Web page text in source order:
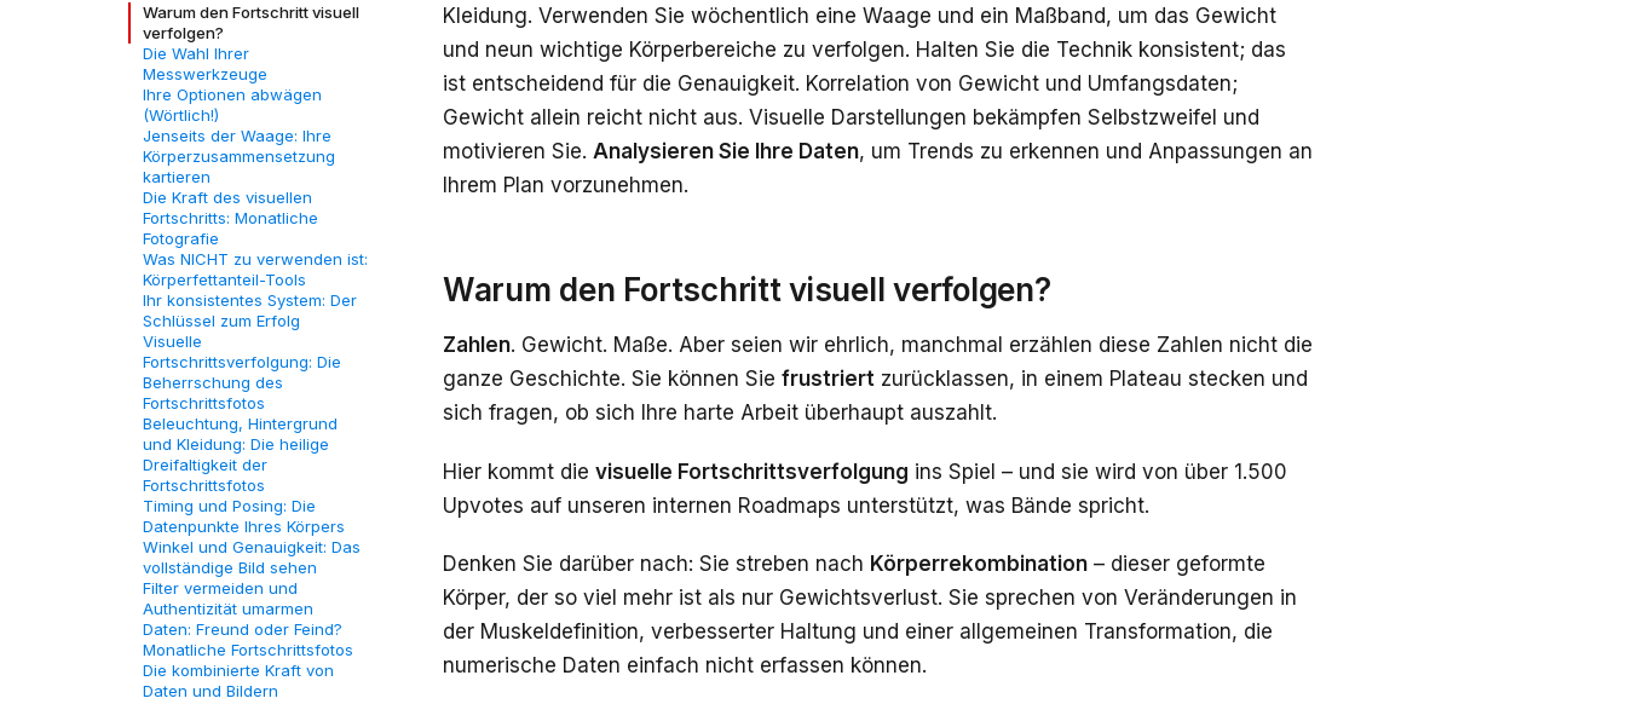
Warum den Fortschritt visuell
verfolgen?
Die Wahl Ihrer
Messwerkzeuge
Ihre Optionen abwägen
(Wörtlich!)
Jenseits der Waage: Ihre
Körperzusammensetzung
kartieren
Die Kraft des visuellen
Fortschritts: Monatliche
Fotografie
Was NICHT zu verwenden ist:
Körperfettanteil-Tools
Ihr konsistentes System: Der
Schlüssel zum Erfolg
Visuelle
Fortschrittsverfolgung: Die
Beherrschung des
Fortschrittsfotos
Beleuchtung, Hintergrund
und Kleidung: Die heilige
Dreifaltigkeit der
Fortschrittsfotos
Timing und Posing: Die
Datenpunkte Ihres Körpers
Winkel und Genauigkeit: Das
vollständige Bild sehen
Filter vermeiden und
Authentizität umarmen
Daten: Freund oder Feind?
Monatliche Fortschrittsfotos
Die kombinierte Kraft von
Daten und Bildern
Kleidung. Verwenden Sie wöchentlich eine Waage und ein Maßband, um das Gewicht
und neun wichtige Körperbereiche zu verfolgen. Halten Sie die Technik konsistent; das
ist entscheidend für die Genauigkeit. Korrelation von Gewicht und Umfangsdaten;
Gewicht allein reicht nicht aus. Visuelle Darstellungen bekämpfen Selbstzweifel und
motivieren Sie. Analysieren Sie Ihre Daten, um Trends zu erkennen und Anpassungen an
Ihrem Plan vorzunehmen.
Warum den Fortschritt visuell verfolgen?
Zahlen. Gewicht. Maße. Aber seien wir ehrlich, manchmal erzählen diese Zahlen nicht die
ganze Geschichte. Sie können Sie frustriert zurücklassen, in einem Plateau stecken und
sich fragen, ob sich Ihre harte Arbeit überhaupt auszahlt.
Hier kommt die visuelle Fortschrittsverfolgung ins Spiel – und sie wird von über 1.500
Upvotes auf unseren internen Roadmaps unterstützt, was Bände spricht.
Denken Sie darüber nach: Sie streben nach Körperrekombination – dieser geformte
Körper, der so viel mehr ist als nur Gewichtsverlust. Sie sprechen von Veränderungen in
der Muskeldefinition, verbesserter Haltung und einer allgemeinen Transformation, die
numerische Daten einfach nicht erfassen können.